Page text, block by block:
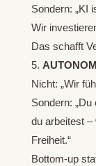
Sondern: „KI
Wir
Das schafft
Nicht: „Wir
Sondern:
du arbeitest –
Freiheit.“
Bottom-up